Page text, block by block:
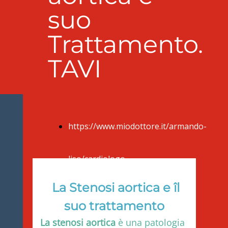
suo
Trattamento.
TAVI
https://www.miodottore.it/armando-
liso/cardiologo-
ecografista/lecce
La Stenosi aortica e îl
suo trattamento
La stenosi aortica è una patologia